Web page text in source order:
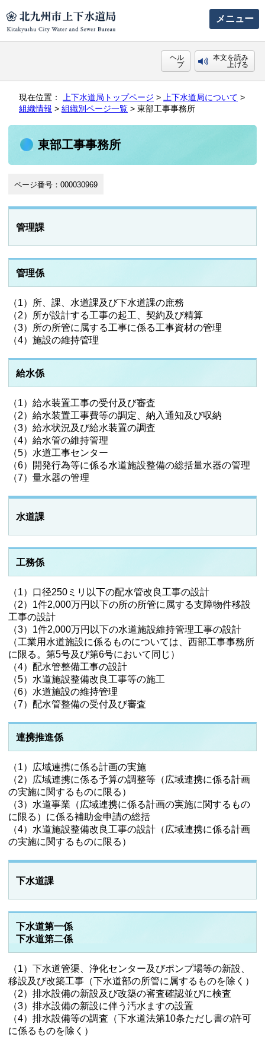
メニュー
ヘル
プ
本文を読み
上げる
現在位置： 上下水道局トップページ > 上下水道局について >
組織情報 > 組織別ページ一覧 > 東部工事事務所
東部工事事務所
ページ番号：000030969
管理課
管理係
（1）所、課、水道課及び下水道課の庶務
（2）所が設計する工事の起工、契約及び精算
（3）所の所管に属する工事に係る工事資材の管理
（4）施設の維持管理
給水係
（1）給水装置工事の受付及び審査
（2）給水装置工事費等の調定、納入通知及び収納
（3）給水状況及び給水装置の調査
（4）給水管の維持管理
（5）水道工事センター
（6）開発行為等に係る水道施設整備の総括量水器の管理
（7）量水器の管理
水道課
工務係
（1）口径250ミリ以下の配水管改良工事の設計
（2）1件2,000万円以下の所の所管に属する支障物件移設
工事の設計
（3）1件2,000万円以下の水道施設維持管理工事の設計
（工業用水道施設に係るものについては、西部工事事務所
に限る。第5号及び第6号において同じ）
（4）配水管整備工事の設計
（5）水道施設整備改良工事等の施工
（6）水道施設の維持管理
（7）配水管整備の受付及び審査
連携推進係
（1）広域連携に係る計画の実施
（2）広域連携に係る予算の調整等（広域連携に係る計画
の実施に関するものに限る）
（3）水道事業（広域連携に係る計画の実施に関するもの
に限る）に係る補助金申請の総括
（4）水道施設整備改良工事の設計 （広域連携に係る計画
の実施に関するものに限る）
下水道課
下水道第一係
下水道第二係
（1）下水道管渠、浄化センター及びポンプ場等の新設、
移設及び改築工事（下水道部の所管に属するものを除く）
（2）排水設備の新設及び改築の審査確認並びに検査
（3）排水設備の新設に伴う汚水ますの設置
（4）排水設備等の調査（下水道法第10条ただし書の許可
に係るものを除く）